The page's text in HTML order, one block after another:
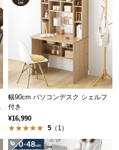
幅90cm パソコンデスク シェルフ
付き
¥16,990
5 （1）